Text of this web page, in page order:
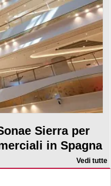
Sierra per
in Spagna
Vedi tutte